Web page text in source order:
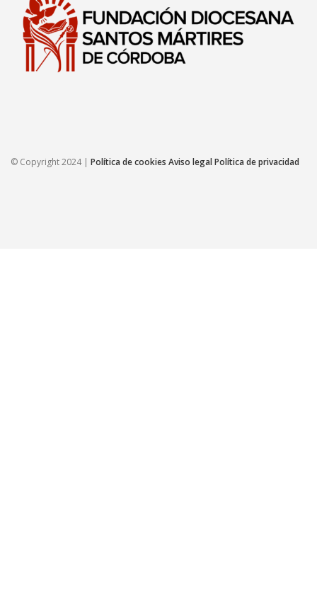
© Copyright 2024 | Política de cookies Aviso legalPolítica de privacidad